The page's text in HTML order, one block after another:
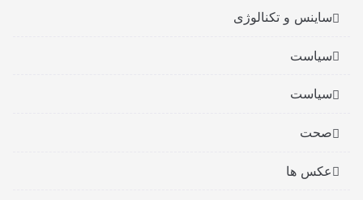
ساینس و تکنالوژی
سیاست
سیاست
صحت
عکس ها